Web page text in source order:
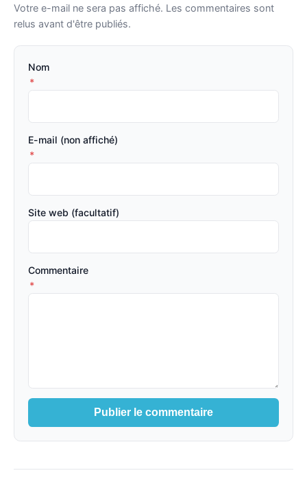
Votre e-mail ne sera pas affiché. Les commentaires sont
relus avant d'être publiés.
Nom
*
E-mail (non affiché)
*
Site web (facultatif)
Commentaire
*
Publier le commentaire